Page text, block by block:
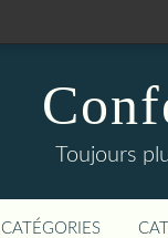
Toujours
CATÉGORIES